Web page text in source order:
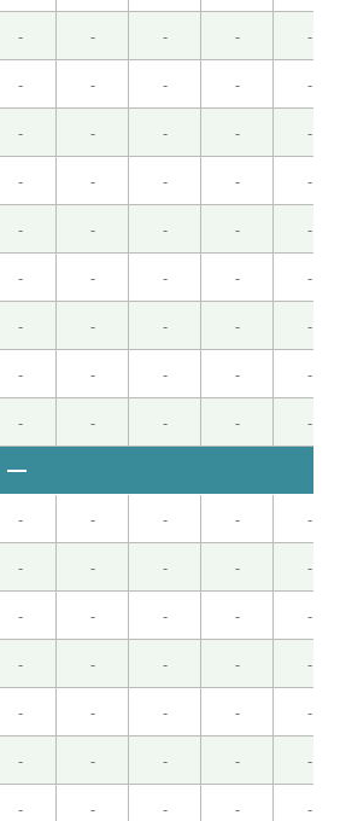
国朋友第一次见面，大阪的老
唱会。
能和您一起聊天。 听了老师说
起了2008年北京奥运会开幕式
很惊讶。 期待下节课能再聊，
性 )
代 男性 )
的人。 我以前喜欢去看灯塔拍
。 谢啦老师，今天的课也很有
)
我顺利完成了作业。虽然汉语
汉语是一件很快乐的事情。谢
意食品的安全性，但是没有问
的问题。我们下次再聊这个
在很怀念。 久违地想去大连看
课也很有趣。
- - - - -
- - - - -
- - - - -
- - - - -
- - - - -
- - - - -
- - - - -
- - - - -
- - - - -
- - - - -
- - - - -
- - - - -
- - - - -
- - - - -
- - - - -
- - - - -